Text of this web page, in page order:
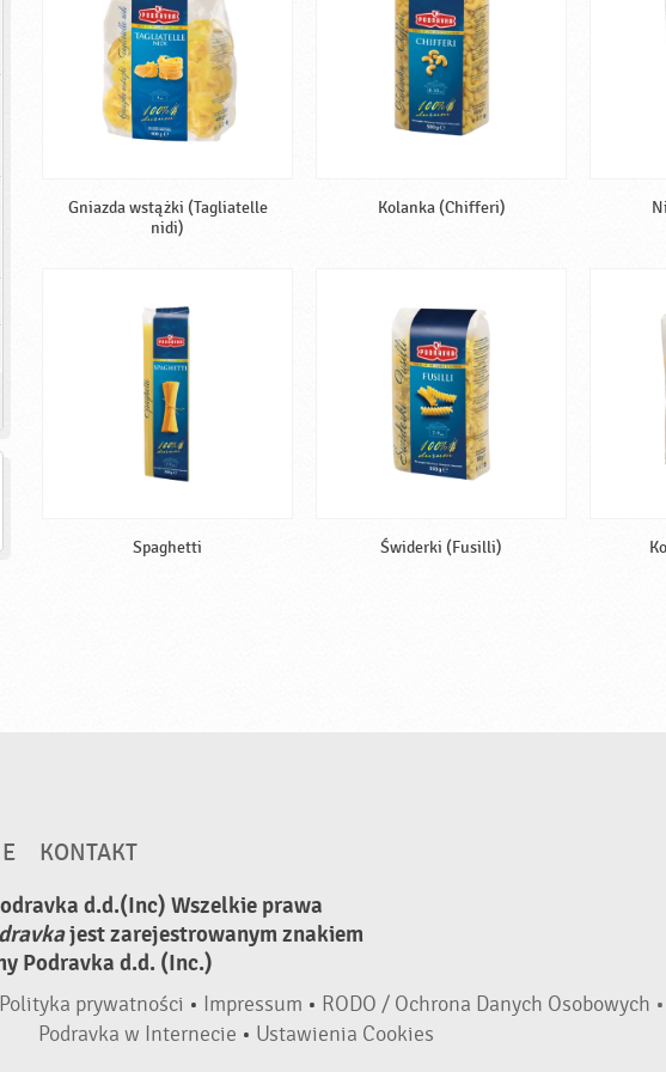
Gniazda wstążki (Tagliatelle
nidi)
Kolanka (Chifferi)
Spaghetti Świderki (Fusilli)
KONTAKT
d.d.(Inc) Wszelkie prawa
jest zarejestrowanym znakiem
Podravka d.d. (Inc.)
Polityka prywatności • Impressum • RODO / Ochrona Danych Osobowych •
Podravka w Internecie • Ustawienia Cookies